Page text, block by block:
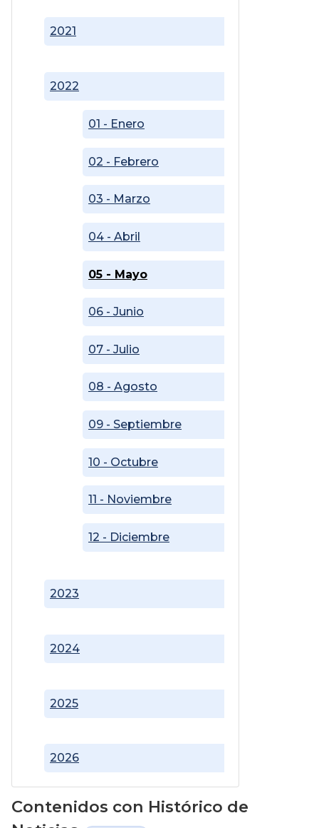
2021
2022
01 - Enero
02 - Febrero
03 - Marzo
04 - Abril
05 - Mayo
06 - Junio
07 - Julio
08 - Agosto
09 - Septiembre
10 - Octubre
11 - Noviembre
12 - Diciembre
2023
2024
2025
2026
Contenidos con Histórico de